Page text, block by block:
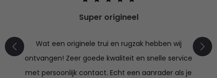
Super origineel
Wat een originele trui en rugzak hebben wij
ontvangen! Zeer goede kwaliteit en snelle service
met persoonlijk contact. Echt een aanrader als je